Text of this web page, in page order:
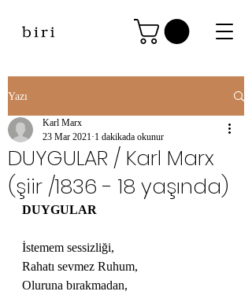
Yazı
DUYGULAR / Karl Marx
(şiir /1836 - 18 yaşında)
Karl Marx
23 Mar 2021 1 dakikada okunur
DUYGULAR
İstemem sessizliği,
Rahatı sevmez Ruhum,
Oluruna bırakmadan,